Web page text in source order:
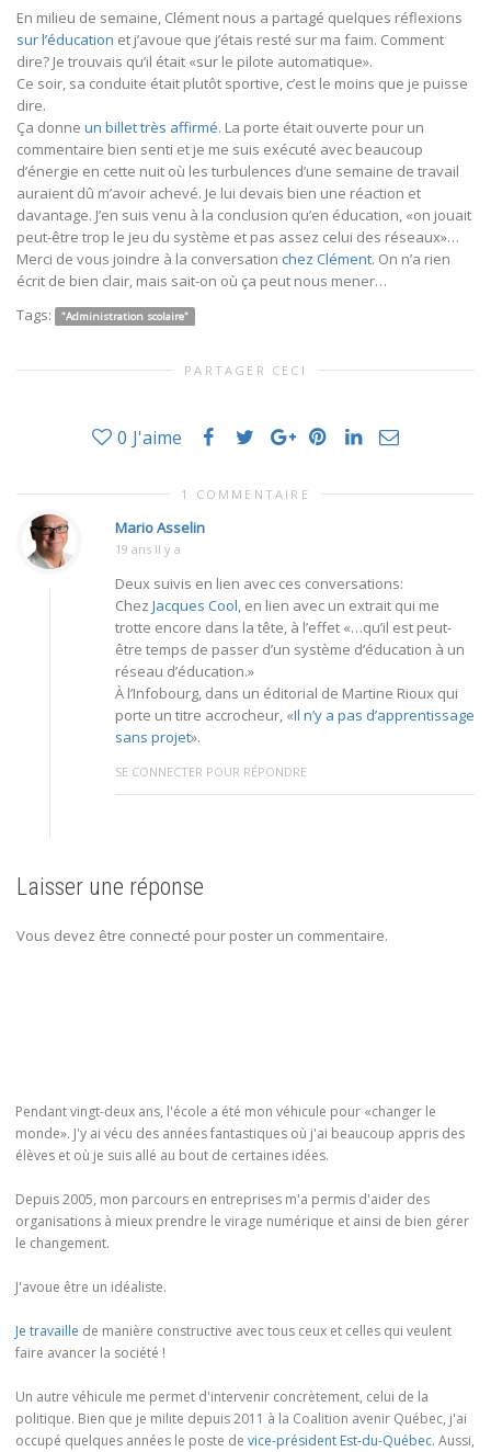
En milieu de semaine, Clément nous a partagé quelques réflexions
sur l’éducation et j’avoue que j’étais resté sur ma faim. Comment
dire? Je trouvais qu’il était «sur le pilote automatique».
Ce soir, sa conduite était plutôt sportive, c’est le moins que je puisse
dire.
Ça donne un billet très affirmé. La porte était ouverte pour un
commentaire bien senti et je me suis exécuté avec beaucoup
d’énergie en cette nuit où les turbulences d’une semaine de travail
auraient dû m’avoir achevé. Je lui devais bien une réaction et
davantage. J’en suis venu à la conclusion qu’en éducation, «on jouait
peut-être trop le jeu du système et pas assez celui des réseaux»…
Merci de vous joindre à la conversation chez Clément. On n’a rien
écrit de bien clair, mais sait-on où ça peut nous mener…
Tags:
"Administration scolaire"
PARTAGER CECI
0 J'aime
1 COMMENTAIRE
Mario Asselin
19 ans Il y a
Deux suivis en lien avec ces conversations:
Chez Jacques Cool, en lien avec un extrait qui me
trotte encore dans la tête, à l’effet «…qu’il est peut-
être temps de passer d’un système d’éducation à un
réseau d’éducation.»
À l’Infobourg, dans un éditorial de Martine Rioux qui
porte un titre accrocheur, «Il n’y a pas d’apprentissage
sans projet».
SE CONNECTER POUR RÉPONDRE
Laisser une réponse
Vous devez être connecté pour poster un commentaire.
Pendant vingt-deux ans, l'école a été mon véhicule pour «changer le
monde». J'y ai vécu des années fantastiques où j'ai beaucoup appris des
élèves et où je suis allé au bout de certaines idées.
Depuis 2005, mon parcours en entreprises m'a permis d'aider des
organisations à mieux prendre le virage numérique et ainsi de bien gérer
le changement.
J'avoue être un idéaliste.
Je travaille de manière constructive avec tous ceux et celles qui veulent
faire avancer la société !
Un autre véhicule me permet d'intervenir concrètement, celui de la
politique. Bien que je milite depuis 2011 à la Coalition avenir Québec, j'ai
occupé quelques années le poste de vice-président Est-du-Québec. Aussi,